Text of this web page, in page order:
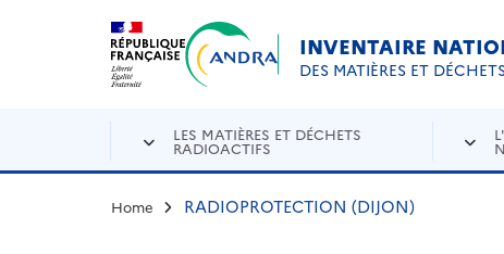
Aller au contenu principal
INVENTAIRE
DES MATIÈRES ET
LES MATIÈRES ET DÉCHETS
RADIOACTIFS
Home RADIOPROTECTION (DIJON)